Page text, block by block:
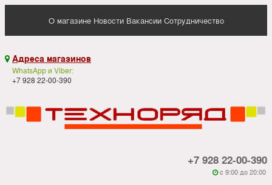
О магазине Новости Вакансии Сотрудничество
 Адреса магазинов
WhatsApp и Viber:
+7 928 22-00-390
+7 928 22-00-390
 c 9:00 до 20:00